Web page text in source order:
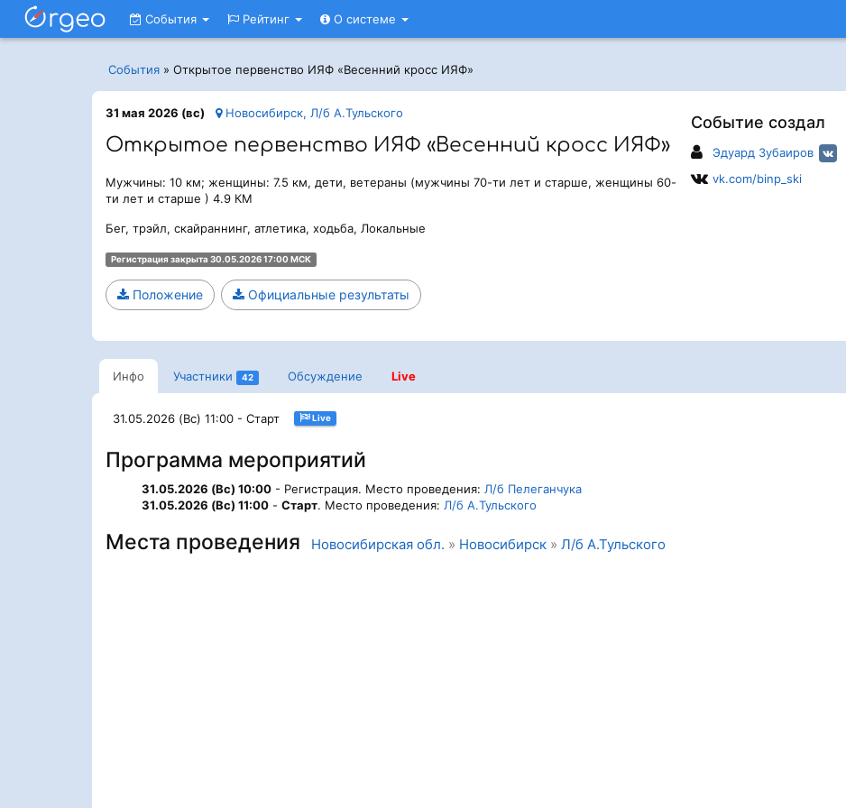
События Рейтинг О системе
События » Открытое первенство ИЯФ «Весенний кросс ИЯФ»
Событие создал
Эдуард Зубаиров
vk.com/binp_ski
31 мая 2026 (вс) Новосибирск, Л/б А.Тульского
Открытое первенство ИЯФ «Весенний кросс ИЯФ»
Мужчины: 10 км; женщины: 7.5 км, дети, ветераны (мужчины 70-ти лет и старше, женщины 60-
ти лет и старше ) 4.9 КМ
Бег, трэйл, скайраннинг, атлетика, ходьба, Локальные
Регистрация закрыта 30.05.2026 17:00 МСК
Положение Официальные результаты
Инфо Участники 42 Обсуждение Live
31.05.2026 (Вс) 11:00 - Старт Live
Программа мероприятий
31.05.2026 (Вс) 10:00 - Регистрация. Место проведения: Л/б Пелеганчука
31.05.2026 (Вс) 11:00 - Старт. Место проведения: Л/б А.Тульского
Места проведения Новосибирская обл. » Новосибирск » Л/б А.Тульского